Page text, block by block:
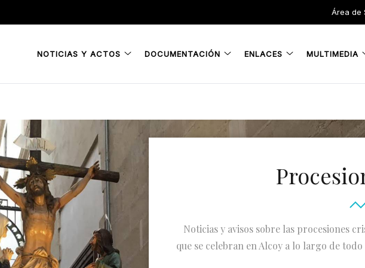
Área de
NOTICIAS Y ACTOS DOCUMENTACIÓN ENLACES MULTIMEDIA
Noticias y avisos sobre las procesiones
que se celebran en Alcoy a lo largo de todo